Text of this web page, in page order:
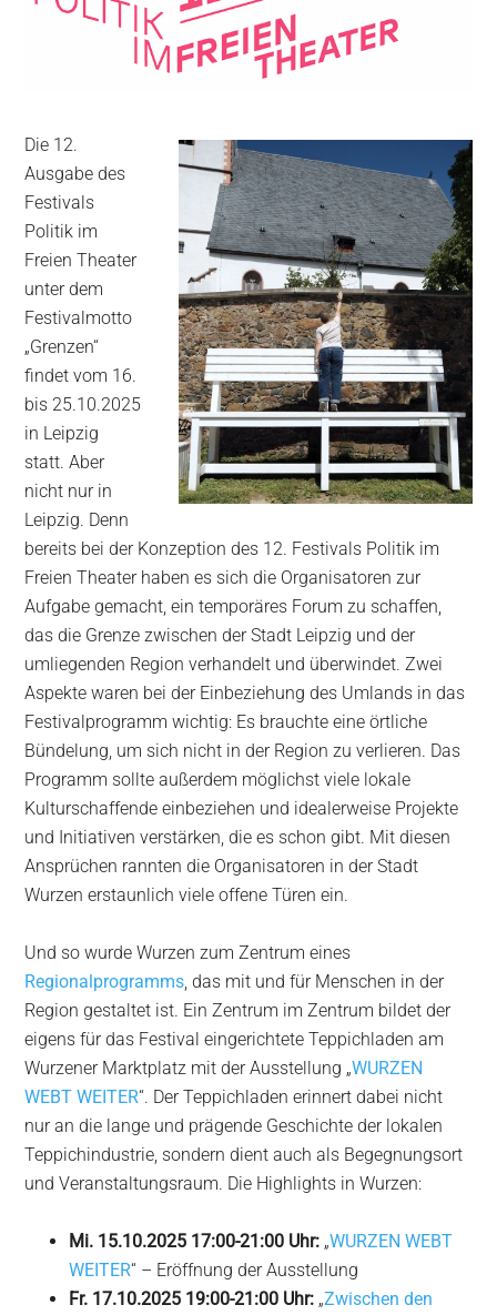
Die 12.
Ausgabe des
Festivals
Politik im
Freien Theater
unter dem
Festivalmotto
„Grenzen“
findet vom 16.
bis 25.10.2025
in Leipzig
statt. Aber
nicht nur in
Leipzig. Denn
bereits bei der Konzeption des 12. Festivals Politik im
Freien Theater haben es sich die Organisatoren zur
Aufgabe gemacht, ein temporäres Forum zu schaffen,
das die Grenze zwischen der Stadt Leipzig und der
umliegenden Region verhandelt und überwindet. Zwei
Aspekte waren bei der Einbeziehung des Umlands in das
Festivalprogramm wichtig: Es brauchte eine örtliche
Bündelung, um sich nicht in der Region zu verlieren. Das
Programm sollte außerdem möglichst viele lokale
Kulturschaffende einbeziehen und idealerweise Projekte
und Initiativen verstärken, die es schon gibt. Mit diesen
Ansprüchen rannten die Organisatoren in der Stadt
Wurzen erstaunlich viele offene Türen ein.
Und so wurde Wurzen zum Zentrum eines
Regionalprogramms, das mit und für Menschen in der
Region gestaltet ist. Ein Zentrum im Zentrum bildet der
eigens für das Festival eingerichtete Teppichladen am
Wurzener Marktplatz mit der Ausstellung „WURZEN
WEBT WEITER“. Der Teppichladen erinnert dabei nicht
nur an die lange und prägende Geschichte der lokalen
Teppichindustrie, sondern dient auch als Begegnungsort
und Veranstaltungsraum. Die Highlights in Wurzen:
Mi. 15.10.2025 17:00-21:00 Uhr: „WURZEN WEBT
WEITER“ – Eröffnung der Ausstellung
Fr. 17.10.2025 19:00-21:00 Uhr: „Zwischen den